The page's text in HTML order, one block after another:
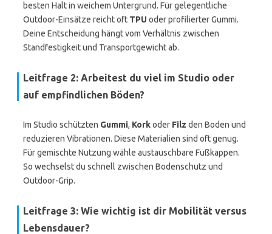
besten Halt in weichem Untergrund. Für gelegentliche
Outdoor-Einsätze reicht oft TPU oder profilierter Gummi.
Deine Entscheidung hängt vom Verhältnis zwischen
Standfestigkeit und Transportgewicht ab.
Leitfrage 2: Arbeitest du viel im Studio oder
auf empfindlichen Böden?
Im Studio schützten Gummi, Korkoder Filz den Boden und
reduzieren Vibrationen. Diese Materialien sind oft genug.
Für gemischte Nutzung wähle austauschbare Fußkappen.
So wechselst du schnell zwischen Bodenschutz und
Outdoor-Grip.
Leitfrage 3: Wie wichtig ist dir Mobilität versus
Lebensdauer?